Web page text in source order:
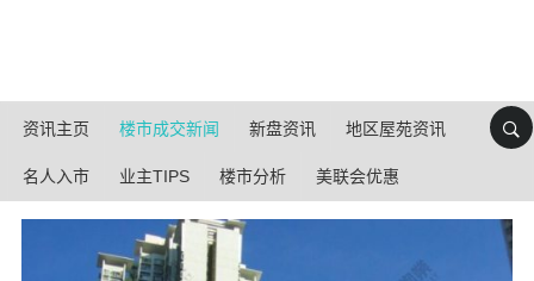
资讯主页 楼市成交新闻 新盘资讯 地区屋苑资讯
名人入市 业主TIPS 楼市分析 美联会优惠